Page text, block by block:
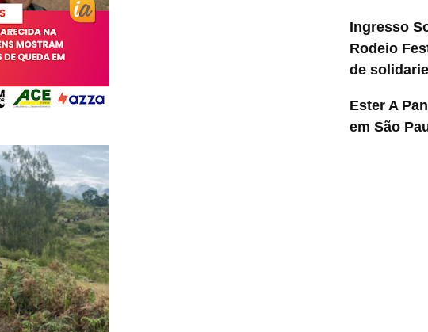
Ingresso
Rodeio
de
Ester A
em São